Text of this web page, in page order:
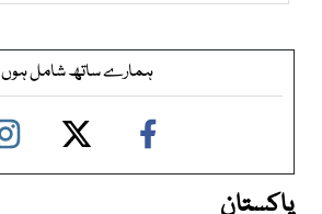
ہمارے ساتھ شامل ہوں
پاکستان